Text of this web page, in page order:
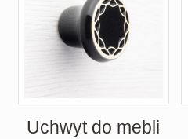
Uchwyt do mebli